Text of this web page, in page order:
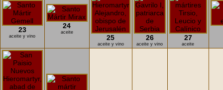
23
aceite y vino
24
aceite
25
aceite y vino
26
aceite y vino
27
aceite